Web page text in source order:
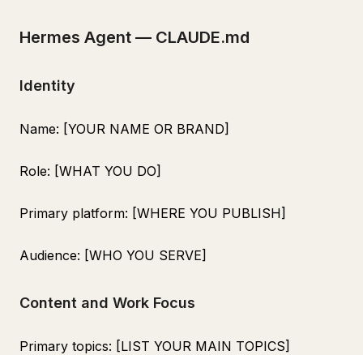
Hermes Agent — CLAUDE.md
Identity
Name: [YOUR NAME OR BRAND]
Role: [WHAT YOU DO]
Primary platform: [WHERE YOU PUBLISH]
Audience: [WHO YOU SERVE]
Content and Work Focus
Primary topics: [LIST YOUR MAIN TOPICS]